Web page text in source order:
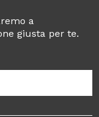
a
giusta per te.